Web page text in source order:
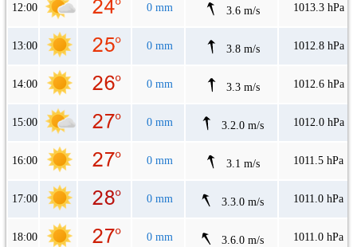
12:00 0 mm 3.6 m/s 1013.3 hPa
13:00 0 mm 3.8 m/s 1012.8 hPa
14:00 0 mm 3.3 m/s 1012.6 hPa
15:00 0 mm 3.2.0 m/s 1012.0 hPa
16:00 0 mm 3.1 m/s 1011.5 hPa
17:00 0 mm 3.3.0 m/s 1011.0 hPa
18:00 0 mm 3.6.0 m/s 1011.0 hPa